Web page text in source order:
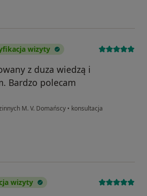
wizyty
z duza wiedzą i
Bardzo polecam
M. V. Domańscy • konsultacja
wizyty